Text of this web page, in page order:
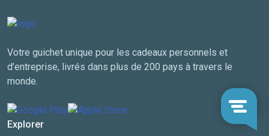
Votre guichet unique pour les cadeaux personnels et
d’entreprise, livrés dans plus de 200 pays à travers le
monde.
Explorer